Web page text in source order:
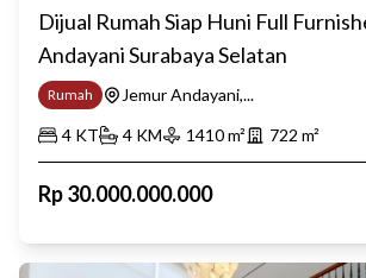
Dijual Rumah Siap Huni Full
Andayani Surabaya Selatan
Rumah
Jemur Andayani,...
4 KT 4 KM 1410m² 722 m²
Rp30.000.000.000